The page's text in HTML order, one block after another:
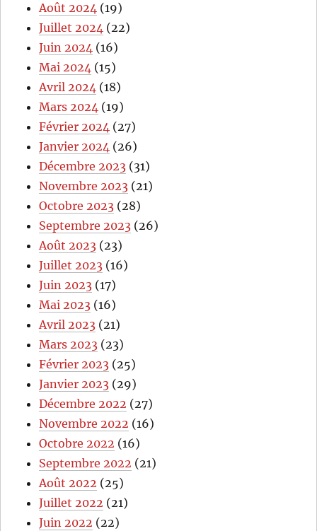
Août 2024 (19)
Juillet 2024 (22)
Juin 2024 (16)
Mai 2024 (15)
Avril 2024 (18)
Mars 2024 (19)
Février 2024 (27)
Janvier 2024 (26)
Décembre 2023 (31)
Novembre 2023 (21)
Octobre 2023 (28)
Septembre 2023 (26)
Août 2023 (23)
Juillet 2023 (16)
Juin 2023 (17)
Mai 2023 (16)
Avril 2023 (21)
Mars 2023 (23)
Février 2023 (25)
Janvier 2023 (29)
Décembre 2022 (27)
Novembre 2022 (16)
Octobre 2022 (16)
Septembre 2022 (21)
Août 2022 (25)
Juillet 2022 (21)
Juin 2022 (22)